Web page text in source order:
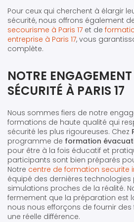
Pour ceux qui cherchent à élargir
sécurité, nous offrons également
secourisme à Paris 17 et de
entreprise à Paris 17, vous
complète.
NOTRE
SÉCURITÉ À PARIS 17
Nous sommes fiers de notre
formations de haute qualité qui
sécurité les plus rigoureuses. Chez
programme de formation
pour être à la fois éducatif et
participants sont bien préparés
Notre centre de formation securite
équipé des dernières technologies
simulations proches de la réalité.
fermement que la préparation est
nous nous efforçons de fournir
une réelle différence.